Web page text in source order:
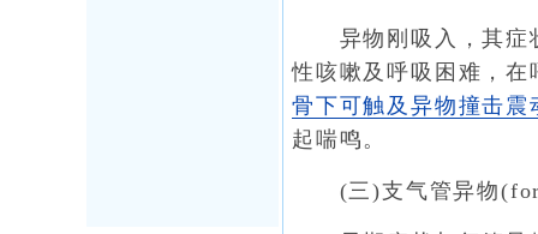
异物刚吸入，其症状
性咳嗽及呼吸困难，
骨下可触及异物撞击震
起喘鸣。
(三)支气管异物